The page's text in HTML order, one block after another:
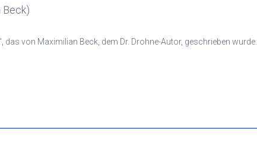
Beck)
von Maximilian Beck, dem Dr. Drohne-Autor, geschrieben wurde.